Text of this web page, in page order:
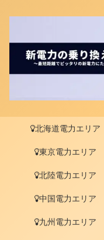
北海道電力エリア
東京電力エリア
北陸電力エリア
中国電力エリア
九州電力エリア